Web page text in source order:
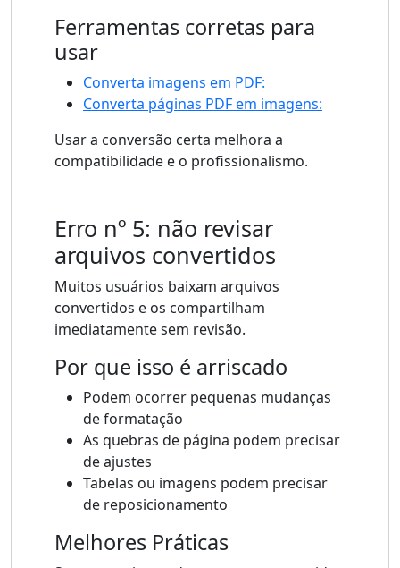
Ferramentas corretas para
usar
Converta imagens em PDF:
Converta páginas PDF em imagens:
Usar a conversão certa melhora a
compatibilidade e o profissionalismo.
Erro nº 5: não revisar
arquivos convertidos
Muitos usuários baixam arquivos
convertidos e os compartilham
imediatamente sem revisão.
Por que isso é arriscado
Podem ocorrer pequenas mudanças
de formatação
As quebras de página podem precisar
de ajustes
Tabelas ou imagens podem precisar
de reposicionamento
Melhores Práticas